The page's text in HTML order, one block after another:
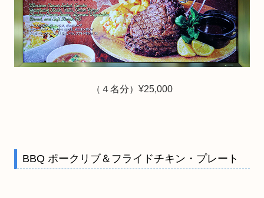
（４名分）¥25,000
BBQ ポークリブ＆フライドチキン・プレート